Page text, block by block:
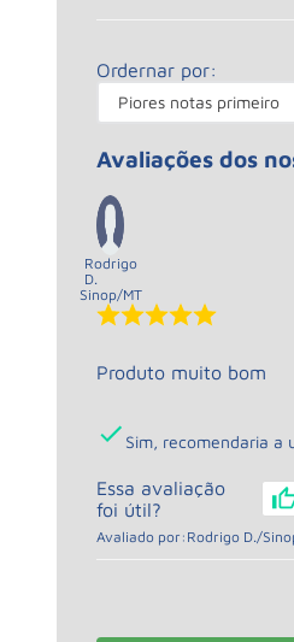
Ordernar por:
Piores notas primeiro
Avaliações dos
Rodrigo
D.
Sinop/MT
Produto muito bom
Sim, recomendaria a
Essa avaliação
foi útil?
Avaliado por: Rodrigo D./